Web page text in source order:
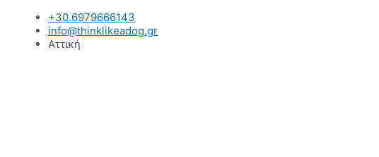
Μετάβαση
περιεχόμενο
+30.6979666143
info@thinklikeadog.gr
Αττική